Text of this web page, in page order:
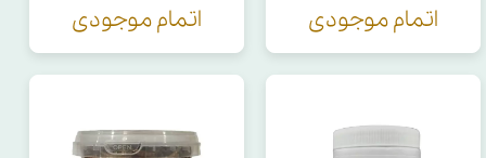
اتمام موجودی اتمام موجودی